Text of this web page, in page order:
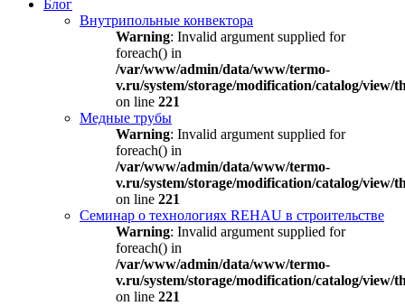
Блог
Внутрипольные конвектора
Warning: Invalid argument supplied for
foreach() in
/var/www/admin/data/www/termo-
v.ru/system/storage/modification/catalog/view/
on line 221
Медные трубы
Warning: Invalid argument supplied for
foreach() in
/var/www/admin/data/www/termo-
v.ru/system/storage/modification/catalog/view/
on line 221
Семинар о технологиях REHAU в строительстве
Warning: Invalid argument supplied for
foreach() in
/var/www/admin/data/www/termo-
v.ru/system/storage/modification/catalog/view/
on line 221